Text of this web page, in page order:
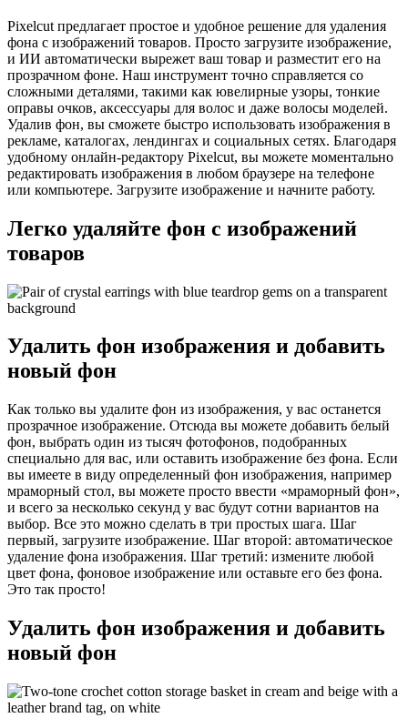
Pixelcut предлагает простое и удобное решение для удаления
фона с изображений товаров. Просто загрузите изображение,
и ИИ автоматически вырежет ваш товар и разместит его на
прозрачном фоне. Наш инструмент точно справляется со
сложными деталями, такими как ювелирные узоры, тонкие
оправы очков, аксессуары для волос и даже волосы моделей.
Удалив фон, вы сможете быстро использовать изображения в
рекламе, каталогах, лендингах и социальных сетях. Благодаря
удобному онлайн-редактору Pixelcut, вы можете моментально
редактировать изображения в любом браузере на телефоне
или компьютере. Загрузите изображение и начните работу.
Легко удаляйте фон с изображений
товаров
Удалить фон изображения и добавить
новый фон
Как только вы удалите фон из изображения, у вас останется
прозрачное изображение. Отсюда вы можете добавить белый
фон, выбрать один из тысяч фотофонов, подобранных
специально для вас, или оставить изображение без фона. Если
вы имеете в виду определенный фон изображения, например
мраморный стол, вы можете просто ввести «мраморный фон»,
и всего за несколько секунд у вас будут сотни вариантов на
выбор. Все это можно сделать в три простых шага. Шаг
первый, загрузите изображение. Шаг второй: автоматическое
удаление фона изображения. Шаг третий: измените любой
цвет фона, фоновое изображение или оставьте его без фона.
Это так просто!
Удалить фон изображения и добавить
новый фон